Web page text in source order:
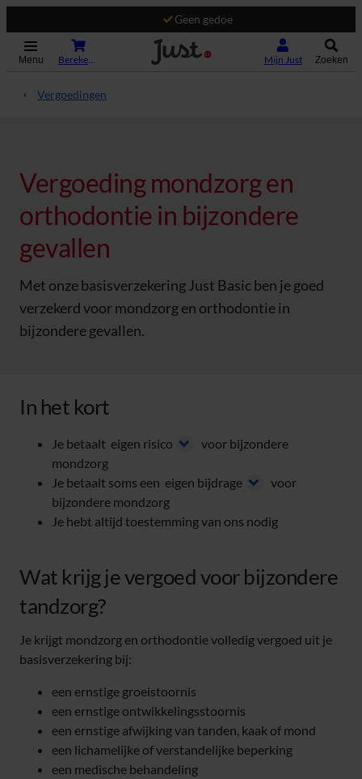
Geen gedoe
Menu Mijn Just Zoeken
Vergoedingen
Vergoeding mondzorg en
orthodontie in bijzondere
gevallen
Met onze basisverzekering Just Basic ben je goed
verzekerd voor mondzorg en orthodontie in
bijzondere gevallen.
In het kort
Je betaalt eigen risico
voor bijzondere
mondzorg
Je betaalt soms een eigen bijdrage
voor
bijzondere mondzorg
Je hebt altijd toestemming van ons nodig
Wat krijg je vergoed voor bijzondere
tandzorg?
Je krijgt mondzorg en orthodontie volledig vergoed uit je
basisverzekering bij:
een ernstige groeistoornis
een ernstige ontwikkelingsstoornis
een ernstige afwijking van tanden, kaak of mond
een lichamelijke of verstandelijke beperking
een medische behandeling